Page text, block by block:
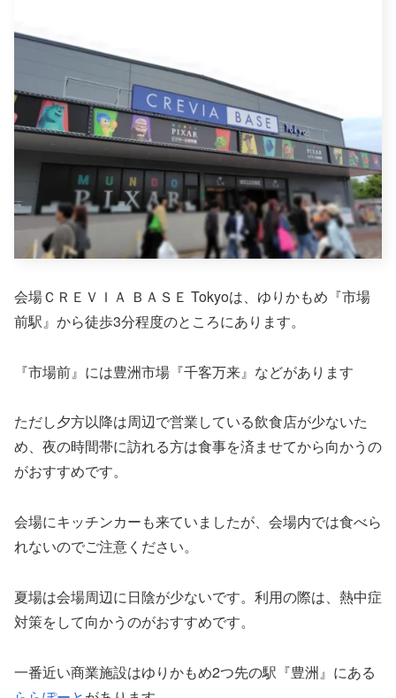
会場ＣＲＥＶＩＡ ＢＡＳＥ Tokyoは、ゆりかもめ『市場
前駅』から徒歩3分程度のところにあります。
『市場前』には豊洲市場『千客万来』などがあります
ただし夕方以降は周辺で営業している飲食店が少ないた
め、夜の時間帯に訪れる方は食事を済ませてから向かうの
がおすすめです。
会場にキッチンカーも来ていましたが、会場内では食べら
れないのでご注意ください。
夏場は会場周辺に日陰が少ないです。利用の際は、熱中症
対策をして向かうのがおすすめです。
一番近い商業施設はゆりかもめ2つ先の駅『豊洲』にある